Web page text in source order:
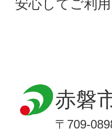
安心してご利用
赤磐
〒709-